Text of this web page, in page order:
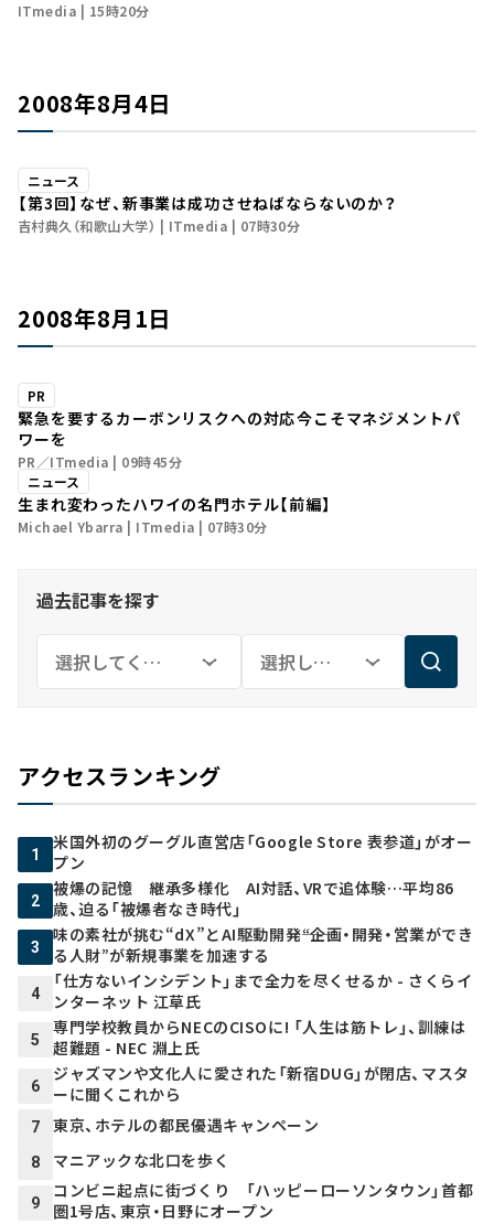
ITmedia 15時20分
2008年8月4日
ニュース
【第3回】なぜ、新事業は成功させねばならないのか？
吉村典久（和歌山大学） ITmedia 07時30分
2008年8月1日
PR
緊急を要するカーボンリスクへの対応――今こそマネジメントパ
ワーを
PR／ITmedia
09時45分
ニュース
生まれ変わったハワイの名門ホテル【前編】
Michael Ybarra ITmedia 07時30分
過去記事を探す
アクセスランキング
1
米国外初のグーグル直営店「Google Store 表参道」がオー
プン
2
被爆の記憶 継承多様化 AI対話、VRで追体験…平均86
歳、迫る「被爆者なき時代」
3
味の素社が挑む“dX”とAI駆動開発――“企画・開発・営業ができ
る人財”が新規事業を加速する
4
「仕方ないインシデント」まで全力を尽くせるか - さくらイ
ンターネット 江草氏
5
専門学校教員からNECのCISOに! 「人生は筋トレ」、訓練は
超難題 - NEC 淵上氏
6
ジャズマンや文化人に愛された「新宿DUG」が閉店、マスタ
ーに聞くこれから
7 東京、ホテルの都民優遇キャンペーン
8 マニアックな北口を歩く
9
コンビニ起点に街づくり 「ハッピーローソンタウン」首都
圏1号店、東京・日野にオープン